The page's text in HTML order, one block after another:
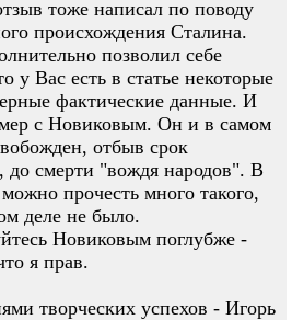
тоже написал по поводу
происхождения Сталина.
позволил себе
у Вас есть в статье некоторые
фактические данные. И
с Новиковым. Он и в самом
отбыв срок
до смерти "вождя народов". В
прочесть много такого,
деле не было.
Новиковым поглубже -
я прав.
творческих успехов - Игорь